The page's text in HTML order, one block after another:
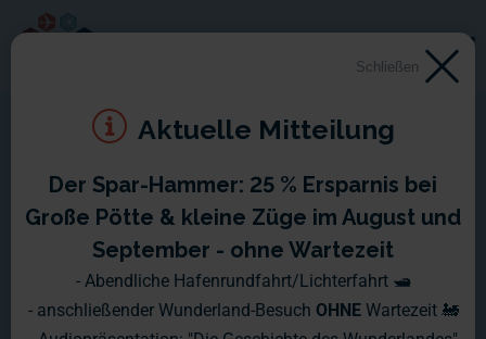
Schließen
Aktuelle Mitteilung
Der Spar-Hammer: 25 % Ersparnis bei
Große Pötte & kleine Züge im August und
September - ohne Wartezeit
- Abendliche Hafenrundfahrt/Lichterfahrt 🛥️
- anschließender Wunderland-Besuch OHNE Wartezeit 🚂